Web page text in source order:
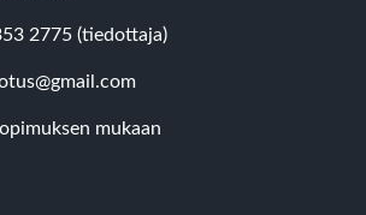
2775 (tiedottaja)
mukaan